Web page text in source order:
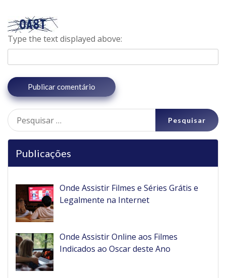
Type the text displayed above:
Pesquisar
por:
Publicações
Onde Assistir Filmes e Séries Grátis e
Legalmente na Internet
Onde Assistir Online aos Filmes
Indicados ao Oscar deste Ano